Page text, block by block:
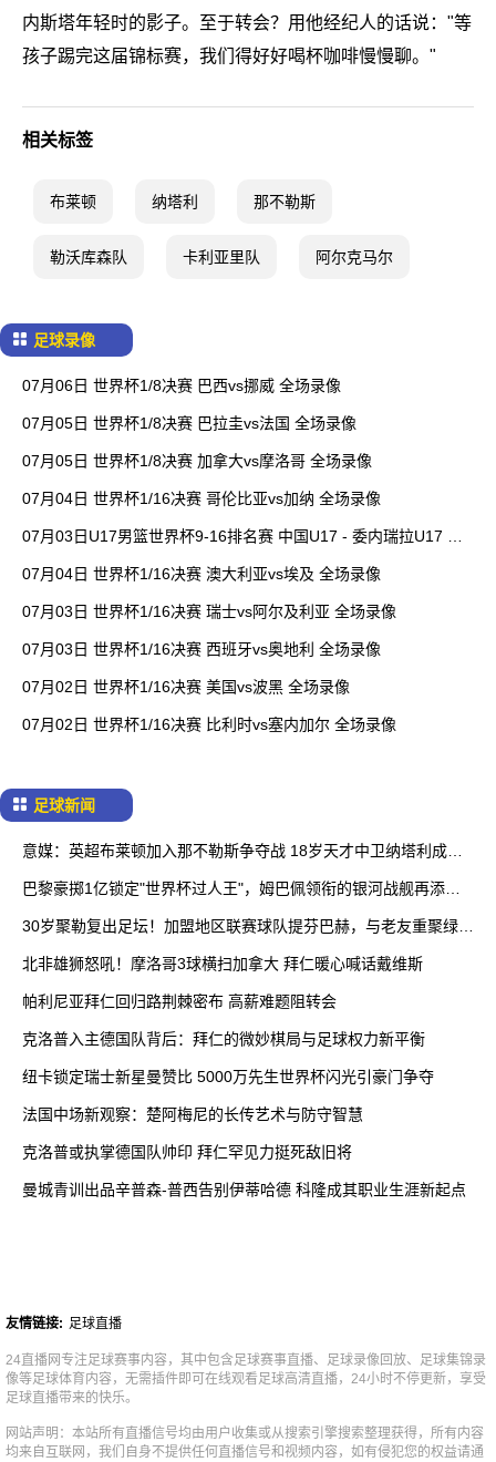
内斯塔年轻时的影子。至于转会？用他经纪人的话说："等
孩子踢完这届锦标赛，我们得好好喝杯咖啡慢慢聊。"
相关标签
布莱顿 纳塔利 那不勒斯
勒沃库森队 卡利亚里队 阿尔克马尔
足球录像
07月06日 世界杯1/8决赛 巴西vs挪威 全场录像
07月05日 世界杯1/8决赛 巴拉圭vs法国 全场录像
07月05日 世界杯1/8决赛 加拿大vs摩洛哥 全场录像
07月04日 世界杯1/16决赛 哥伦比亚vs加纳 全场录像
07月03日U17男篮世界杯9-16排名赛 中国U17 - 委内瑞拉U17 全
07月04日 世界杯1/16决赛 澳大利亚vs埃及 全场录像
07月03日 世界杯1/16决赛 瑞士vs阿尔及利亚 全场录像
07月03日 世界杯1/16决赛 西班牙vs奥地利 全场录像
07月02日 世界杯1/16决赛 美国vs波黑 全场录像
07月02日 世界杯1/16决赛 比利时vs塞内加尔 全场录像
足球新闻
意媒：英超布莱顿加入那不勒斯争夺战 18岁天才中卫纳塔利成香
巴黎豪掷1亿锁定"世界杯过人王"，姆巴佩领衔的银河战舰再添尖
30岁聚勒复出足坛！加盟地区联赛球队提芬巴赫，与老友重聚绿茵
北非雄狮怒吼！摩洛哥3球横扫加拿大 拜仁暖心喊话戴维斯
帕利尼亚拜仁回归路荆棘密布 高薪难题阻转会
克洛普入主德国队背后：拜仁的微妙棋局与足球权力新平衡
纽卡锁定瑞士新星曼赞比 5000万先生世界杯闪光引豪门争夺
法国中场新观察：楚阿梅尼的长传艺术与防守智慧
克洛普或执掌德国队帅印 拜仁罕见力挺死敌旧将
曼城青训出品辛普森-普西告别伊蒂哈德 科隆成其职业生涯新起点
友情链接: 足球直播
24直播网专注足球赛事内容，其中包含足球赛事直播、足球录像回放、足球集锦录
像等足球体育内容，无需插件即可在线观看足球高清直播，24小时不停更新，享受
足球直播带来的快乐。
网站声明：本站所有直播信号均由用户收集或从搜索引擎搜索整理获得，所有内容
均来自互联网，我们自身不提供任何直播信号和视频内容，如有侵犯您的权益请通